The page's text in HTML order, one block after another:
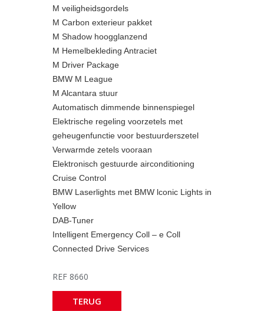
M veiligheidsgordels
M Carbon exterieur pakket
M Shadow hoogglanzend
M Hemelbekleding Antraciet
M Driver Package
BMW M League
M Alcantara stuur
Automatisch dimmende binnenspiegel
Elektrische regeling voorzetels met
geheugenfunctie voor bestuurderszetel
Verwarmde zetels vooraan
Elektronisch gestuurde airconditioning
Cruise Control
BMW Laserlights met BMW lconic Lights in
Yellow
DAB-Tuner
Intelligent Emergency Coll – e Coll
Connected Drive Services
REF 8660
TERUG